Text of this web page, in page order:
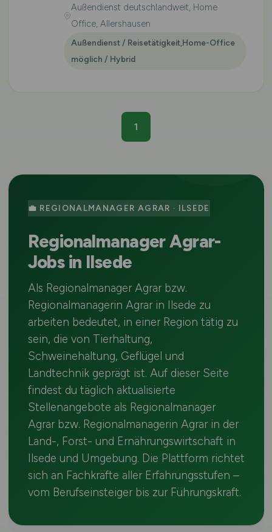
Außendienst deutschlandweit, Home
Office, Allershausen
Außendienst / Reisetätigkeit,Home-Office
möglich / Hybrid
1
💼 REGIONALMANAGER AGRAR · ILSEDE
Regionalmanager Agrar-
Jobs in Ilsede
Als Regionalmanager Agrar bzw.
Regionalmanagerin Agrar in Ilsede zu
arbeiten bedeutet, in einer Region tätig zu
sein, die von Tierhaltung,
Schweinehaltung, Geflügel und
Landtechnik geprägt ist. Auf dieser Seite
findest du täglich aktualisierte
Stellenangebote als Regionalmanager
Agrar bzw. Regionalmanagerin Agrar in der
Land-, Forst- und Ernährungswirtschaft in
Ilsede und Umgebung. Die Plattform richtet
sich an Fachkräfte aller Erfahrungsstufen –
vom Berufseinsteiger bis zur Führungskraft.